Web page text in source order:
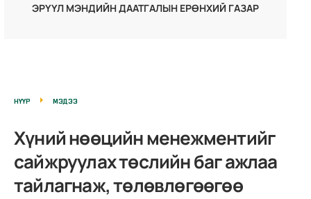
ЭРҮҮЛ МЭНДИЙН ДААТГАЛЫН ЕРӨНХИЙ ГАЗАР
НҮҮР МЭДЭЭ
Хүний нөөцийн менежментийг
сайжруулах төслийн баг ажлаа
тайлагнаж, төлөвлөгөөгөө